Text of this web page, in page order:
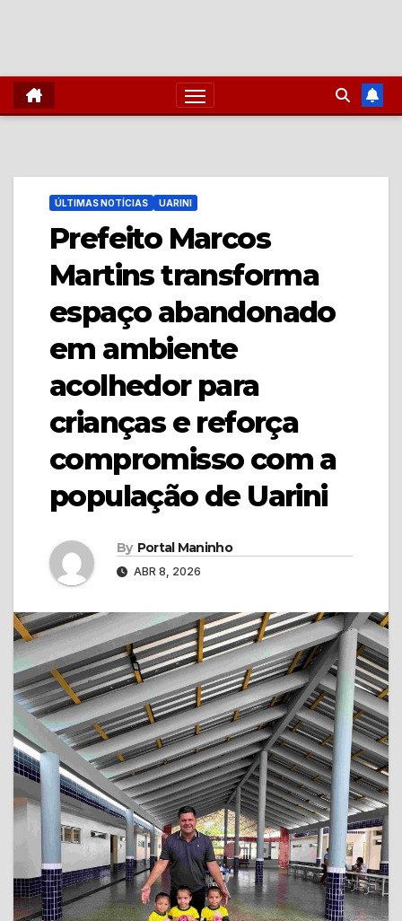
ÚLTIMAS NOTÍCIAS UARINI
Prefeito Marcos
Martins transforma
espaço abandonado
em ambiente
acolhedor para
crianças e reforça
compromisso com a
população de Uarini
By Portal Maninho
ABR 8, 2026